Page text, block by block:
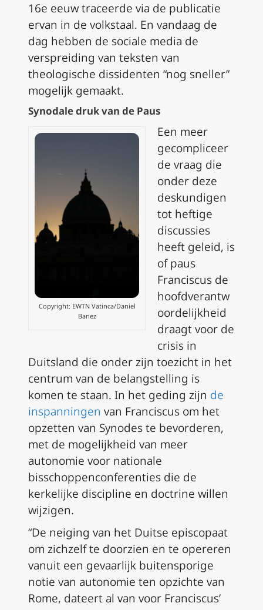
16e eeuw traceerde via de publicatie
ervan in de volkstaal. En vandaag de
dag hebben de sociale media de
verspreiding van teksten van
theologische dissidenten “nog sneller”
mogelijk gemaakt.
Synodale druk van de Paus
Copyright: EWTN Vatinca/Daniel
Banez
Een meer
gecompliceer
de vraag die
onder deze
deskundigen
tot heftige
discussies
heeft geleid, is
of paus
Franciscus de
hoofdverantw
oordelijkheid
draagt voor de
crisis in
Duitsland die onder zijn toezicht in het
centrum van de belangstelling is
komen te staan. In het geding zijn de
inspanningen van Franciscus om het
opzetten van Synodes te bevorderen,
met de mogelijkheid van meer
autonomie voor nationale
bisschoppenconferenties die de
kerkelijke discipline en doctrine willen
wijzigen.
“De neiging van het Duitse episcopaat
om zichzelf te doorzien en te opereren
vanuit een gevaarlijk buitensporige
notie van autonomie ten opzichte van
Rome, dateert al van voor Franciscus’